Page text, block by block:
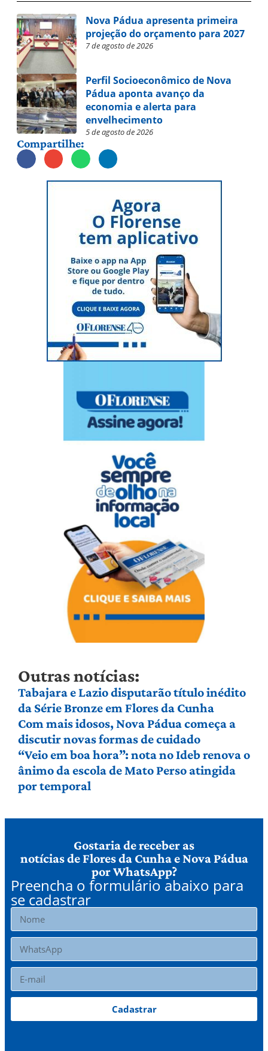
Nova Pádua apresenta primeira
projeção do orçamento para 2027
7 de agosto de 2026
Perfil Socioeconômico de Nova
Pádua aponta avanço da
economia e alerta para
envelhecimento
5 de agosto de 2026
Compartilhe:
Outras notícias:
Tabajara e Lazio disputarão título inédito
da Série Bronze em Flores da Cunha
Com mais idosos, Nova Pádua começa a
discutir novas formas de cuidado
“Veio em boa hora”: nota no Ideb renova o
ânimo da escola de Mato Perso atingida
por temporal
Gostaria de receber as
notícias de Flores da Cunha e Nova Pádua
por WhatsApp?
Preencha o formulário abaixo para
se cadastrar
Cadastrar